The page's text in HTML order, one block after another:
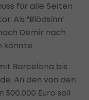
für alle Seiten
Als "Blödsinn"
Demir nach
könnte.
Barcelona bis
An den von den
Euro soll